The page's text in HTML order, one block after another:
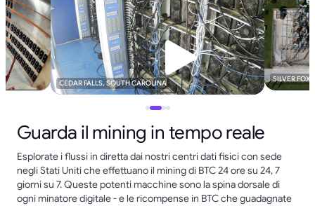
CEDAR FALLS, SOUTH CAROLINA SILVER FOX
Guarda il mining in tempo reale
Esplorate i flussi in diretta dai nostri centri dati fisici con sede
negli Stati Uniti che effettuano il mining di BTC 24 ore su 24, 7
giorni su 7. Queste potenti macchine sono la spina dorsale di
ogni minatore digitale - e le ricompense in BTC che guadagnate